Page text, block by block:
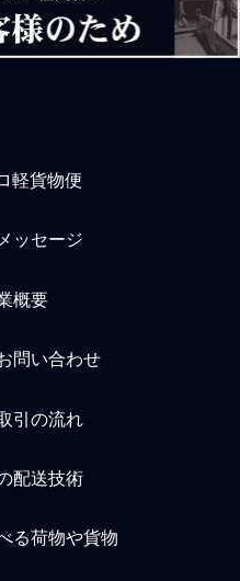
ん。軽貨物の宅配業や運送
はブラック企業が多いと
われています。私自身、
軽貨物便
ッセージ
概要
問い合わせ
引の流れ
配送技術
る荷物や貨物